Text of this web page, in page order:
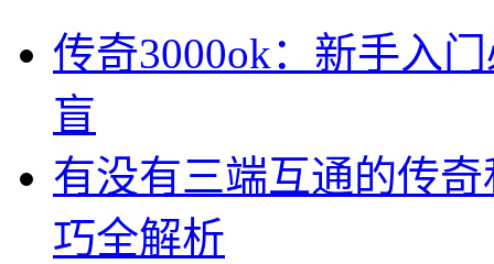
传奇3000ok：新手入
盲
有没有三端互通的传
巧全解析